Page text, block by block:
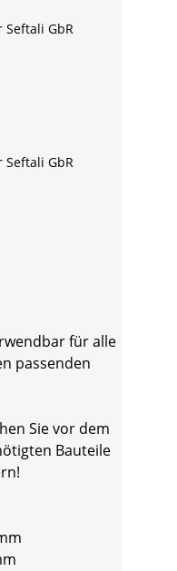
Seftali GbR
Seftali GbR
für alle
passenden
Sie vor dem
Bauteile